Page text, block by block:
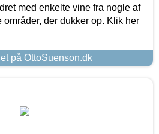
med enkelte vine fra nogle af
der dukker op. Klik her
på OttoSuenson.dk